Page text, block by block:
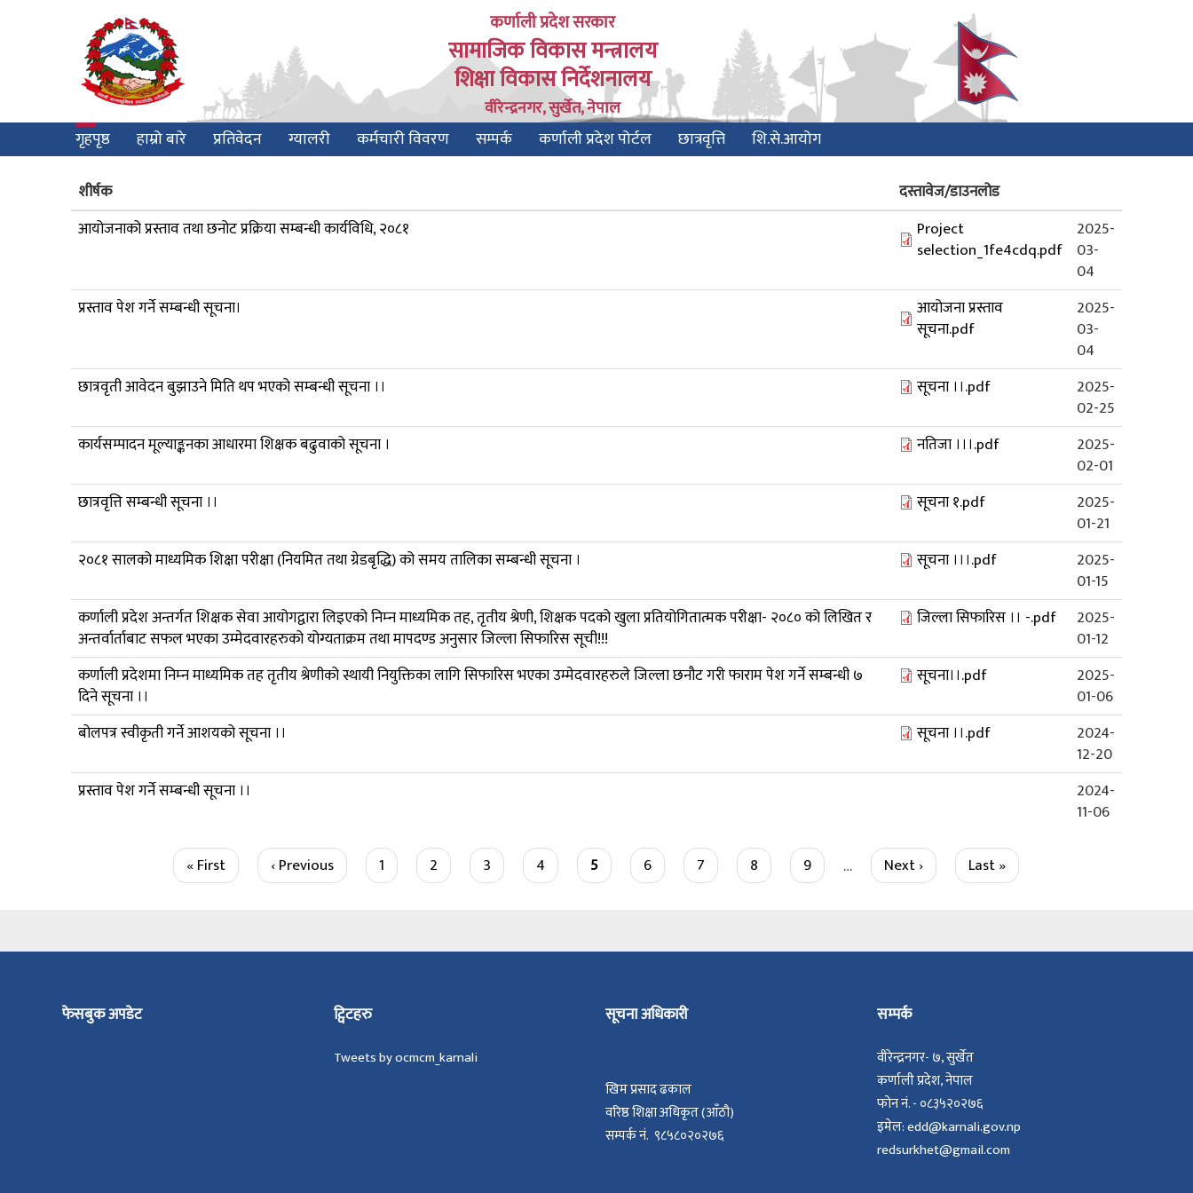
कर्णाली प्रदेश सरकार
सामाजिक विकास मन्त्रालय
शिक्षा विकास निर्देशनालय
वीरेन्द्रनगर, सुर्खेत, नेपाल
Main
navigation
गृहपृष्ठ हाम्रो बारे प्रतिवेदन ग्यालरी कर्मचारी विवरण सम्पर्क कर्णाली प्रदेश पोर्टल छात्रवृत्ति शि.से.आयोग
शीर्षक
दस्तावेज/डाउनलोड
आयोजनाको प्रस्ताव तथा छनोट प्रक्रिया सम्बन्धी कार्यविधि, २०८१
Project
selection_1fe4cdq.pdf
2025-
03-
04
प्रस्ताव पेश गर्ने सम्बन्धी सूचना।
आयोजना प्रस्ताव
सूचना.pdf
2025-
03-
04
छात्रवृती आवेदन बुझाउने मिति थप भएको सम्बन्धी सूचना ।।
सूचना ।।.pdf
2025-
02-25
कार्यसम्पादन मूल्याङ्कनका आधारमा शिक्षक बढुवाको सूचना ।
नतिजा ।।।.pdf
2025-
02-01
छात्रवृत्ति सम्बन्धी सूचना ।।
सूचना १.pdf
2025-
01-21
२०८१ सालको माध्यमिक शिक्षा परीक्षा (नियमित तथा ग्रेडबृद्धि) को समय तालिका सम्बन्धी सूचना ।
सूचना ।।।.pdf
2025-
01-15
कर्णाली प्रदेश अन्तर्गत शिक्षक सेवा आयोगद्वारा लिइएको निम्‍न माध्यमिक तह, तृतीय श्रेणी, शिक्षक पदको खुला प्रतियोगितात्मक परीक्षा- २०८० को लिखित र
अन्तर्वार्ताबाट सफल भएका उम्मेदवारहरुको योग्यताक्रम तथा मापदण्ड अनुसार जिल्ला सिफारिस सूची!!!
जिल्ला सिफारिस ।। -.pdf
2025-
01-12
कर्णाली प्रदेशमा निम्‍न माध्यमिक तह तृतीय श्रेणीको स्थायी नियुक्तिका लागि सिफारिस भएका उम्मेदवारहरुले जिल्ला छनौट गरी फाराम पेश गर्ने सम्बन्धी ७
दिने सूचना ।।
सूचना।।.pdf
2025-
01-06
बोलपत्र स्वीकृती गर्ने आशयको सूचना ।।
सूचना ।।.pdf
2024-
12-20
प्रस्ताव पेश गर्ने सम्बन्धी सूचना ।।
2024-
11-06
First
page
« First
Previous
page
‹ Previous Page
1 Page
2 Page
3 Page
4
Current
page
5 Page
6 Page
7 Page
8 Page
9 …
Next
page
Next ›
Last
page
Last »
फेसबुक अपडेट ट्विटहरु
Tweets by ocmcm_karnali
सूचना अधिकारी
खिम प्रसाद ढकाल
वरिष्ठ शिक्षा अधिकृत (आँठौ)
सम्पर्क नं. ९८५८०२०२७६
सम्पर्क
वीरेन्द्रनगर- ७, सुर्खेत
कर्णाली प्रदेश, नेपाल
फोन नं. - ०८३५२०२७६
इमेल: edd@karnali.gov.np
redsurkhet@gmail.com